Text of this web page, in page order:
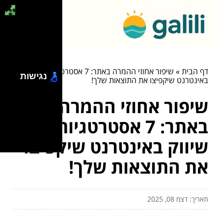
דף הבית»
שיפור אחוזי ההמרה באתר: 7 אסטרטגיות שיווק
באינטרנט שיקפיצו את התוצאות שלך!
שיפור אחוזי ההמרה
באתר: 7 אסטרטגיות
שיווק באינטרנט שיקפיצו
את התוצאות שלך!
תאריך: דצמ 08, 2025
נגישות